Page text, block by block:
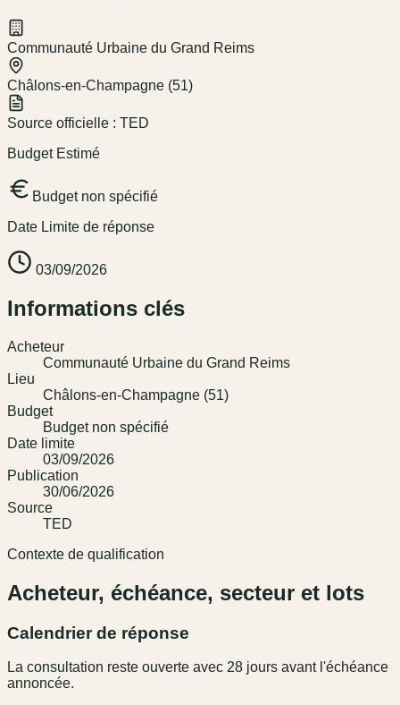
Communauté Urbaine du Grand Reims
Châlons-en-Champagne (51)
Source officielle : TED
Budget Estimé
Budget non spécifié
Date Limite de réponse
03/09/2026
Informations clés
Acheteur
Communauté Urbaine du Grand Reims
Lieu
Châlons-en-Champagne (51)
Budget
Budget non spécifié
Date limite
03/09/2026
Publication
30/06/2026
Source
TED
Contexte de qualification
Acheteur, échéance, secteur et lots
Calendrier de réponse
La consultation reste ouverte avec 28 jours avant l'échéance
annoncée.